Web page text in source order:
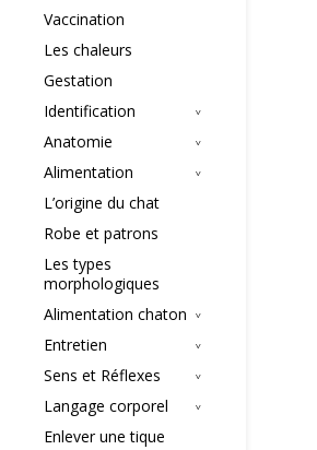
Vaccination
Les chaleurs
Gestation
Identification
Anatomie
Alimentation
L’origine du chat
Robe et patrons
Les types
morphologiques
Alimentation chaton
Entretien
Sens et Réflexes
Langage corporel
Enlever une tique